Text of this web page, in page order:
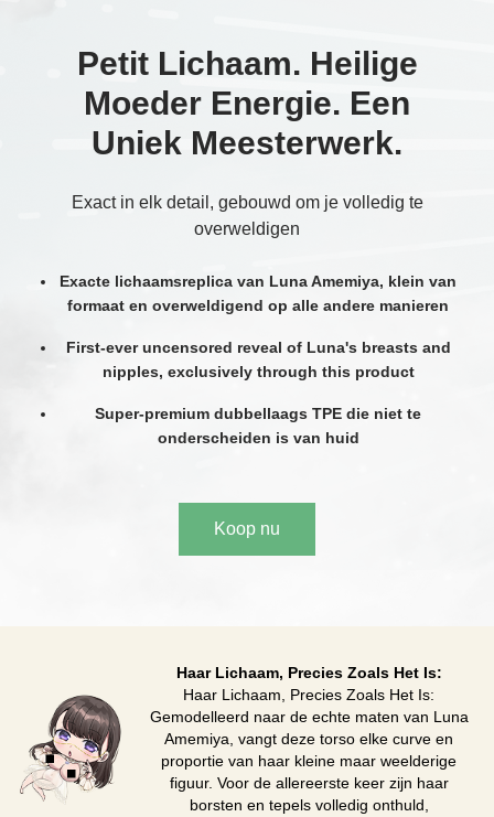
Petit Lichaam. Heilige
Moeder Energie. Een
Uniek Meesterwerk.
Exact in elk detail, gebouwd om je volledig te
overweldigen
Exacte lichaamsreplica van Luna Amemiya, klein van
formaat en overweldigend op alle andere manieren
First-ever uncensored reveal of Luna's breasts and
nipples, exclusively through this product
Super-premium dubbellaags TPE die niet te
onderscheiden is van huid
Koop nu
Haar Lichaam, Precies Zoals Het Is:
Haar Lichaam, Precies Zoals Het Is:
Gemodelleerd naar de echte maten van Luna
Amemiya, vangt deze torso elke curve en
proportie van haar kleine maar weelderige
figuur. Voor de allereerste keer zijn haar
borsten en tepels volledig onthuld,